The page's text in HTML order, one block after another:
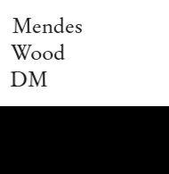
Mendes
Wood
DM